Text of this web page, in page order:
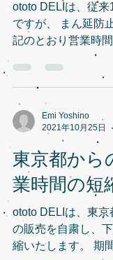
ototo DELIは、従来
ですが、 まん延防
記のとおり営業時
た、アルコールの
だきます。 期間：
2/13（日） 営業時
Emi Yoshino
2021年10月25日
東京都から
業時間の短
ototo DELIは、東京
の販売を自粛し、
縮いたします。 期間：2021/10/1（金）～